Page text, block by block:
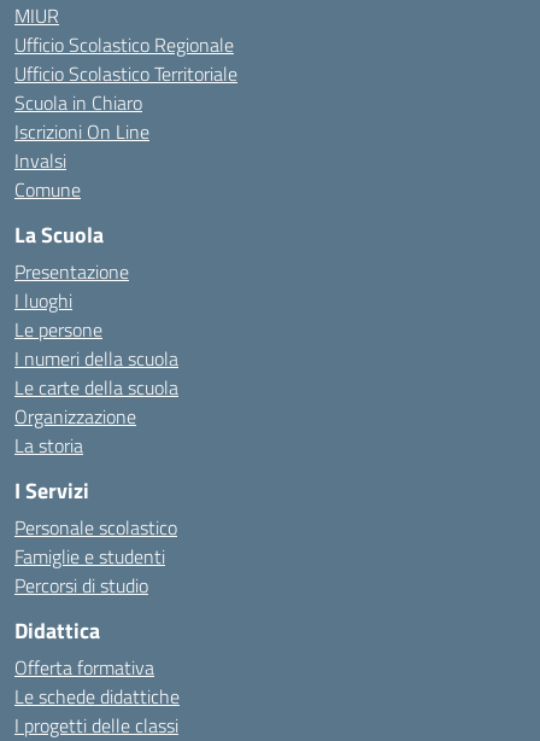
MIUR
Ufficio Scolastico Regionale
Ufficio Scolastico Territoriale
Scuola in Chiaro
Iscrizioni On Line
Invalsi
Comune
La Scuola
Presentazione
I luoghi
Le persone
I numeri della scuola
Le carte della scuola
Organizzazione
La storia
I Servizi
Personale scolastico
Famiglie e studenti
Percorsi di studio
Didattica
Offerta formativa
Le schede didattiche
I progetti delle classi